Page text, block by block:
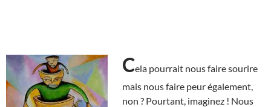
Cela pourrait nous faire sourire
mais nous faire peur également,
non ? Pourtant, imaginez ! Nous